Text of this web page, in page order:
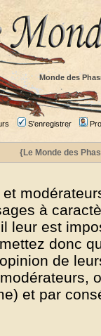
Monde des
S'enregistrer
{Le Monde des
à
leur est
donc
de
et par